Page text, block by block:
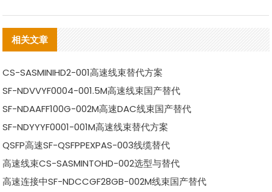
相关文章
CS-SASMINIHD2-001高速线束替代方案
SF-NDVVYF0004-001.5M高速线束国产替代
SF-NDAAFF100G-002M高速DAC线束国产替代
SF-NDYYYF0001-001M高速线束替代方案
QSFP高速SF-QSFPPEXPAS-003线缆替代
高速线束CS-SASMINTOHD-002选型与替代
高速连接中SF-NDCCGF28GB-002M线束国产替代